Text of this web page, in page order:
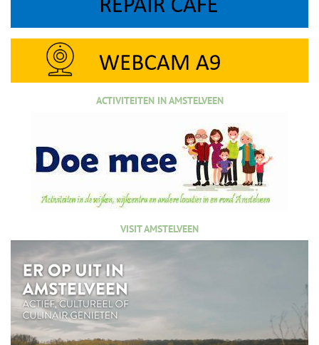
ACTIVITEITEN IN AMSTELVEEN
VISIT AMSTELVEEN